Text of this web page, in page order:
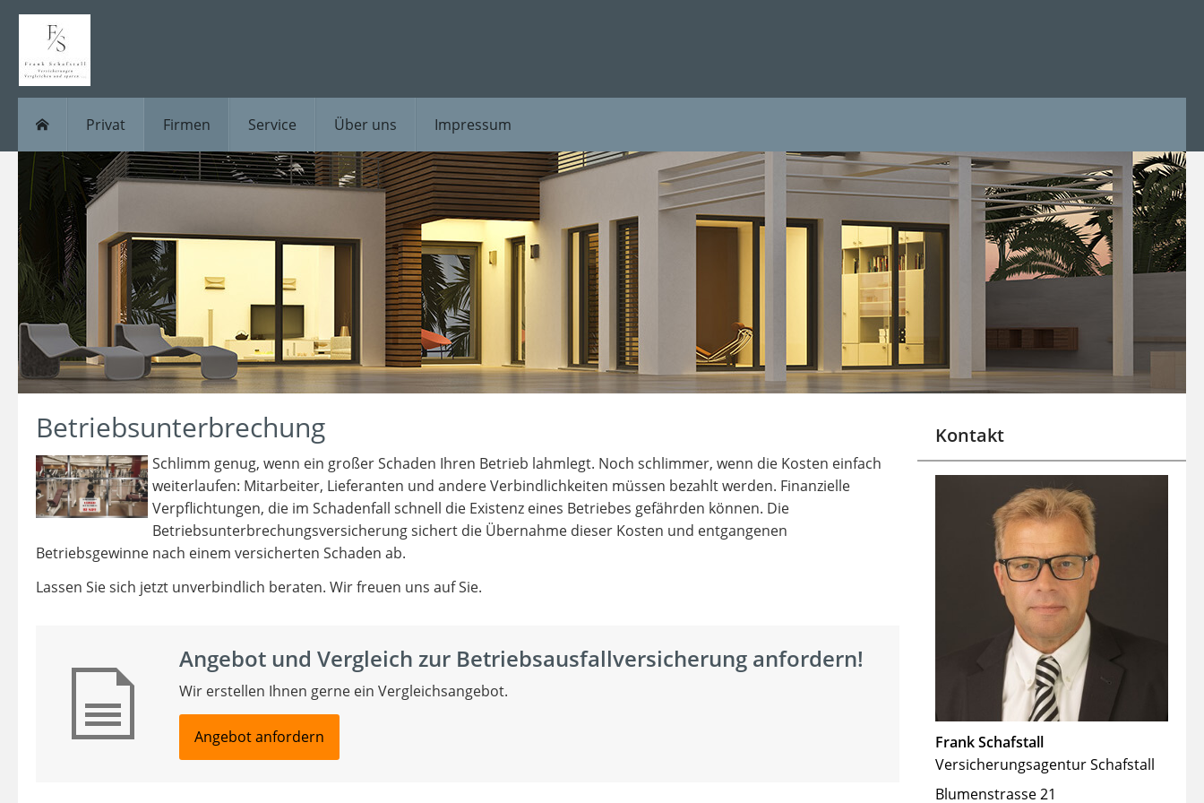
Privat Firmen Service Über uns Impressum
Kontakt
Frank Schafstall
Versicherungsagentur Schafstall
Blumenstrasse 21
Betriebsunterbrechung
Schlimm genug, wenn ein großer Schaden Ihren Betrieb lahmlegt. Noch schlimmer, wenn die Kosten einfach
weiterlaufen: Mitarbeiter, Lieferanten und andere Verbindlichkeiten müssen bezahlt werden. Finanzielle
Verpflichtungen, die im Schadenfall schnell die Existenz eines Betriebes gefährden können. Die
Betriebsunterbrechungsversicherung sichert die Übernahme dieser Kosten und entgangenen
Betriebsgewinne nach einem versicherten Schaden ab.
Lassen Sie sich jetzt unverbindlich beraten. Wir freuen uns auf Sie.
Angebot und Vergleich zur Betriebsausfallversicherung anfordern!
Wir erstellen Ihnen gerne ein Vergleichsangebot.
Angebot anfordern